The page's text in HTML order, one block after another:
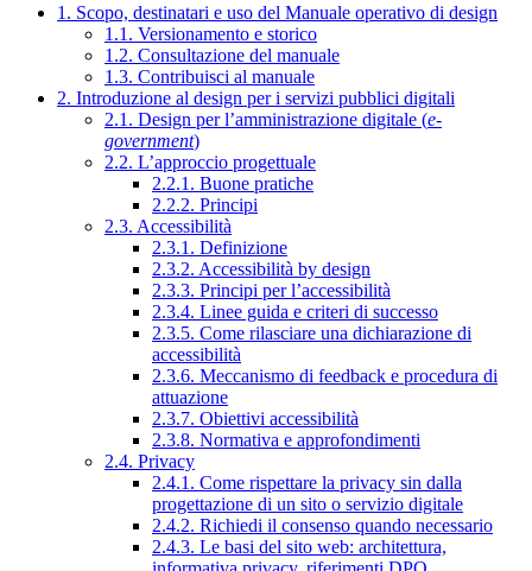
1. Scopo, destinatari e uso del Manuale operativo di design
1.1. Versionamento e storico
1.2. Consultazione del manuale
1.3. Contribuisci al manuale
2. Introduzione al design per i servizi pubblici digitali
2.1. Design per l’amministrazione digitale (e-
government)
2.2. L’approccio progettuale
2.2.1. Buone pratiche
2.2.2. Principi
2.3. Accessibilità
2.3.1. Definizione
2.3.2. Accessibilità by design
2.3.3. Principi per l’accessibilità
2.3.4. Linee guida e criteri di successo
2.3.5. Come rilasciare una dichiarazione di
accessibilità
2.3.6. Meccanismo di feedback e procedura di
attuazione
2.3.7. Obiettivi accessibilità
2.3.8. Normativa e approfondimenti
2.4. Privacy
2.4.1. Come rispettare la privacy sin dalla
progettazione di un sito o servizio digitale
2.4.2. Richiedi il consenso quando necessario
2.4.3. Le basi del sito web: architettura,